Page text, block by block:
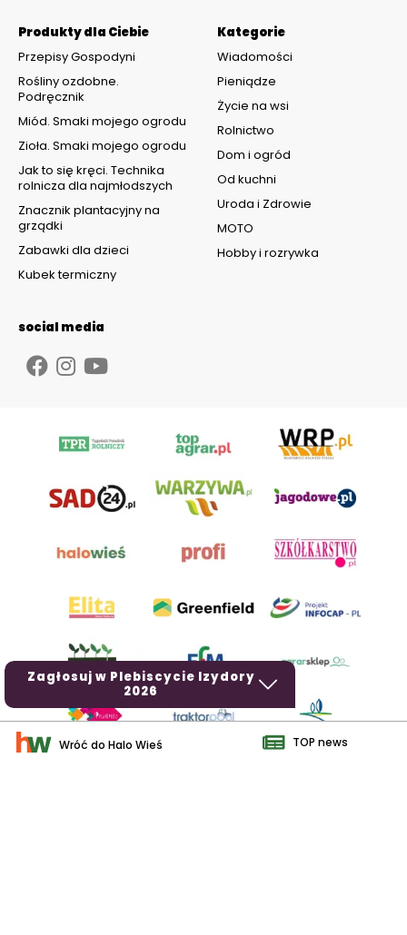
Zagłosuj w Plebiscycie Izydory
2026
Kategorie
Wiadomości
Pieniądze
Życie na wsi
Rolnictwo
Dom i ogród
Od kuchni
Uroda i Zdrowie
MOTO
Hobby i rozrywka
Produkty dla Ciebie
Przepisy Gospodyni
Rośliny ozdobne.
Podręcznik
Miód. Smaki mojego ogrodu
Zioła. Smaki mojego ogrodu
Jak to się kręci. Technika
rolnicza dla najmłodszych
Znacznik plantacyjny na
grządki
Zabawki dla dzieci
Kubek termiczny
social media
Wróć do Halo Wieś TOP news